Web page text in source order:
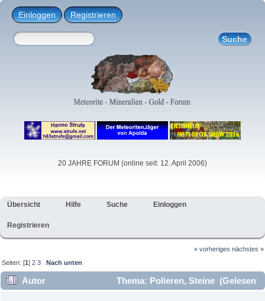
Einloggen Registrieren
20 JAHRE FORUM (online seit: 12. April 2006)
Übersicht Hilfe Suche Einloggen
Registrieren
« vorheriges nächstes »
Seiten: [1]2 3 Nach unten
Autor
Thema: Polieren, Steine (Gelesen